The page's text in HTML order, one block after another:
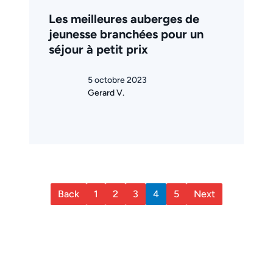
Les meilleures auberges de
jeunesse branchées pour un
séjour à petit prix
5 octobre 2023
Gerard V.
Back 1 2 3 4 5 Next